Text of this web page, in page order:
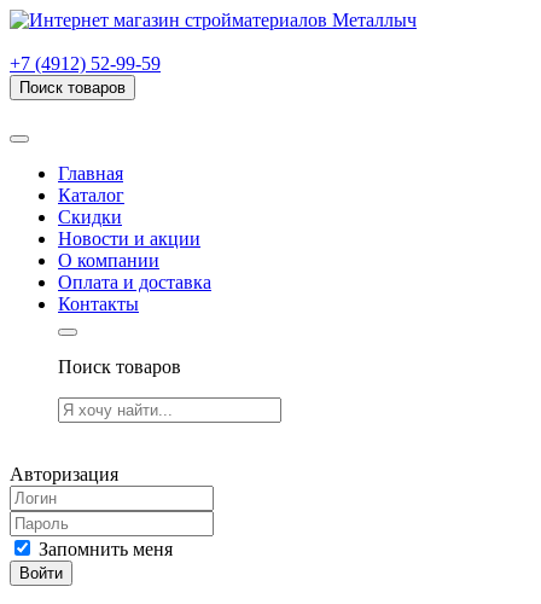
+7 (4912) 52-99-59
Поиск товаров
Главная
Каталог
Скидки
Новости и акции
О компании
Оплата и доставка
Контакты
Поиск товаров
Авторизация
Запомнить меня
Войти